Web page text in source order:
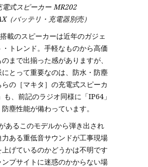
電式スピーカー MR202
（バッテリ・充電器別売）
のスピーカーは近年のガジェ
・トレンド。手軽なものから高価
まで出揃った感がありますが、
とって重要なのは、防水・防塵
の［マキタ］の充電式スピーカ
も、前記のラジオ同様に「IP64」
塵性能が備わっています。
あるこのモデルから弾き出され
ある重低音サウンドが工事現場
げているのかどうかは不明です
プサイトに迷惑のかからない場